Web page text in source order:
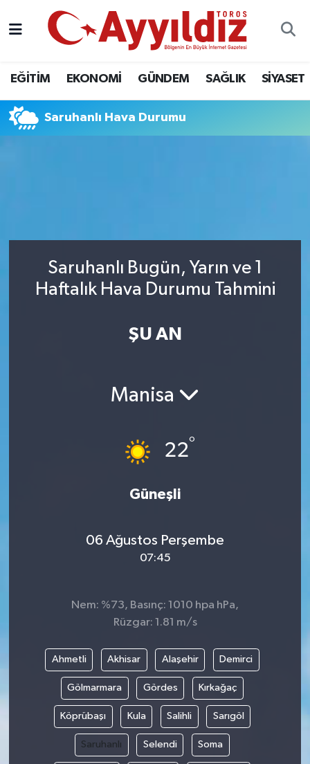
EĞİTİM EKONOMİ GÜNDEM SAĞLIK SİYASET
Saruhanlı Hava Durumu
Saruhanlı Bugün, Yarın ve 1
Haftalık Hava Durumu Tahmini
ŞU AN
Manisa
22°
Güneşli
06 Ağustos Perşembe
07:45
Nem: %73, Basınç: 1010 hpa hPa,
Rüzgar: 1.81 m/s
Ahmetli Akhisar Alaşehir Demirci
Gölmarmara Gördes Kırkağaç
Köprübaşı Kula Salihli Sarıgöl
Saruhanlı Selendi Soma